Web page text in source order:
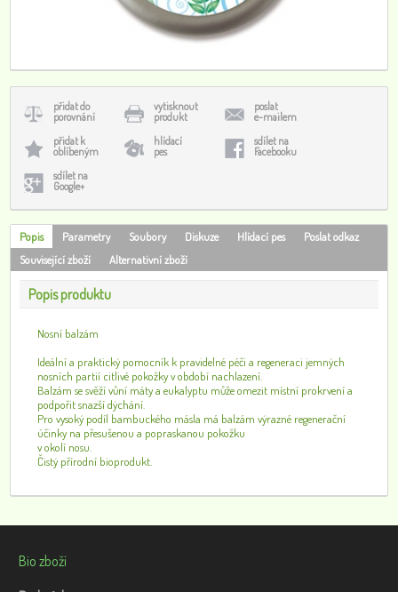
přidat do
porovnání
vytisknout
produkt
poslat
e-mailem
přidat k
oblíbeným
hlídací
pes
sdílet na
Facebooku
sdílet na
Google+
Popis Parametry Soubory Diskuze Hlídací pes
Poslat odkaz
Související zboží
Alternativní zboží
Popis produktu
Nosní balzám
Ideální a praktický pomocník k pravidelné péči a regeneraci jemných
nosních partií citlivé pokožky v období nachlazení.
Balzám se svěží vůní máty a eukalyptu může omezit místní prokrvení a
podpořit snazší dýchání.
Pro vysoký podíl bambuckého másla má balzám výrazné regenerační
účinky na přesušenou a popraskanou pokožku
v okolí nosu.
Čistý přírodní bioprodukt.
Bio zboží